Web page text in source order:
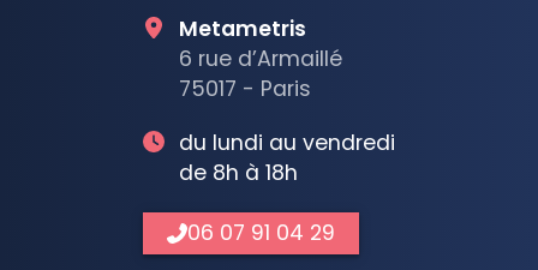
Metametris
6 rue d’Armaillé
75017 - Paris
du lundi au vendredi
de 8h à 18h
06 07 91 04 29